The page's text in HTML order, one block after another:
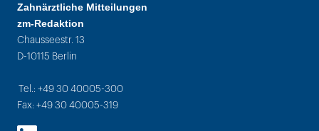
Zahnärztliche Mitteilungen
zm-Redaktion
Chausseestr. 13
D-10115 Berlin
Tel.: +49 30 40005-300
Fax: +49 30 40005-319